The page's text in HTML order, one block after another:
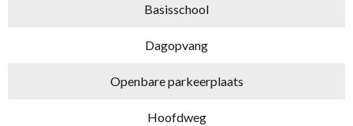
Basisschool
Dagopvang
Openbare parkeerplaats
Hoofdweg